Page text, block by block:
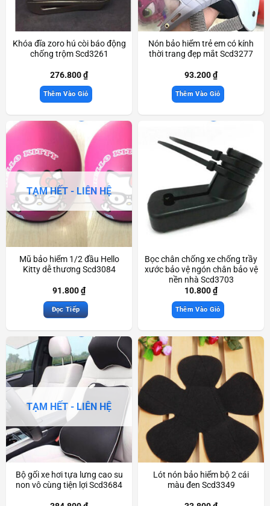
Khóa đĩa zoro hú còi báo động
chống trộm Scd3261
276.800₫
Thêm Vào Giỏ
Nón bảo hiểm trẻ em có kính
thời trang đẹp mắt Scd3277
93.200₫
Thêm Vào Giỏ
TẠM HẾT - LIÊN HỆ
Mũ bảo hiểm 1/2 đầu Hello
Kitty dễ thương Scd3084
91.800₫
Đọc Tiếp
Bọc chân chống xe chống trầy
xước bảo vệ ngón chân bảo vệ
nền nhà Scd3703
10.800₫
Thêm Vào Giỏ
TẠM HẾT - LIÊN HỆ
Bộ gối xe hơi tựa lưng cao su
non vô cùng tiện lợi Scd3684
Lót nón bảo hiểm bộ 2 cái
màu đen Scd3349